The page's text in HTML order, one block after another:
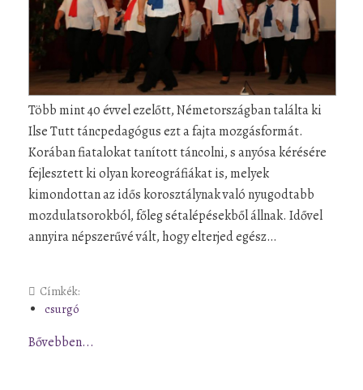
Több mint 40 évvel ezelőtt, Németországban találta ki
Ilse Tutt táncpedagógus ezt a fajta mozgásformát.
Korában fiatalokat tanított táncolni, s anyósa kérésére
fejlesztett ki olyan koreográfiákat is, melyek
kimondottan az idős korosztálynak való nyugodtabb
mozdulatsorokból, főleg sétalépésekből állnak. Idővel
annyira népszerűvé vált, hogy elterjed egész…
Címkék:
csurgó
Bővebben...